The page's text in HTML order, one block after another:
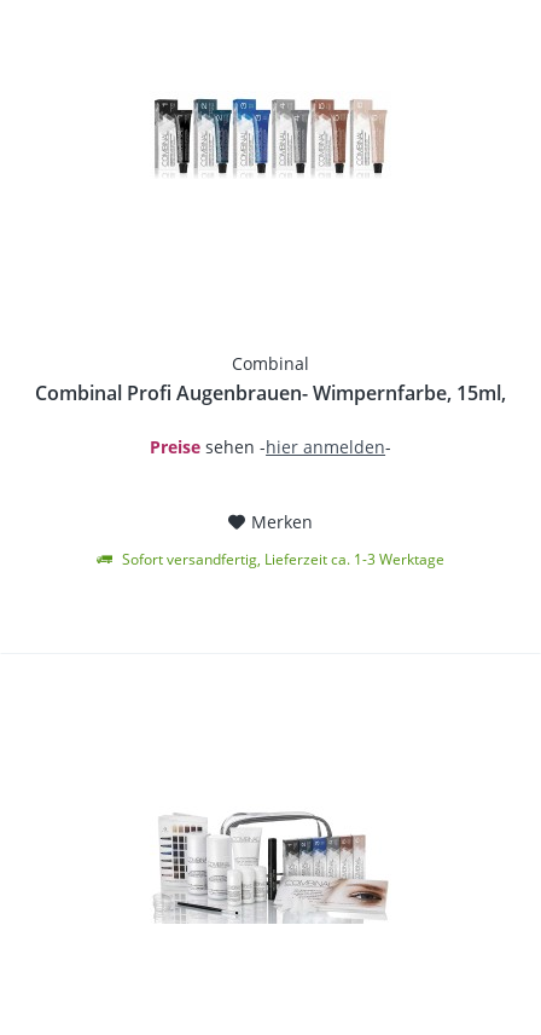
Combinal
Combinal Profi Augenbrauen- Wimpernfarbe, 15ml,
Preise sehen -hier anmelden-
Merken
Sofort versandfertig, Lieferzeit ca. 1-3 Werktage